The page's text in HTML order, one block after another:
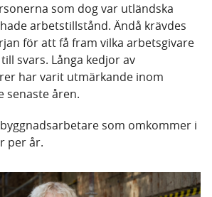
som dog var utländska
arbetstillstånd. Ändå krävdes
för att få fram vilka arbetsgivare
svars. Långa kedjor av
har varit utmärkande inom
senaste åren.
som omkommer i
per år.